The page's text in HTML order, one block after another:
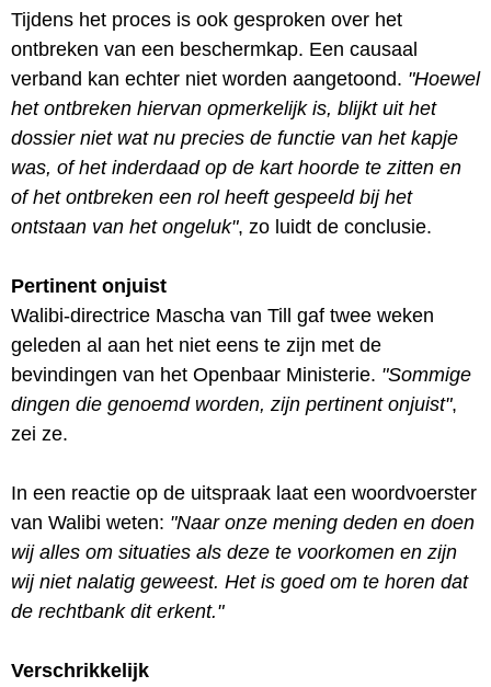
Tijdens het proces is ook gesproken over het
ontbreken van een beschermkap. Een causaal
verband kan echter niet worden aangetoond. "Hoewel
het ontbreken hiervan opmerkelijk is, blijkt uit het
dossier niet wat nu precies de functie van het kapje
was, of het inderdaad op de kart hoorde te zitten en
of het ontbreken een rol heeft gespeeld bij het
ontstaan van het ongeluk", zo luidt de conclusie.
Pertinent onjuist
Walibi-directrice Mascha van Till gaf twee weken
geleden al aan het niet eens te zijn met de
bevindingen van het Openbaar Ministerie. "Sommige
dingen die genoemd worden, zijn pertinent onjuist",
zei ze.
In een reactie op de uitspraak laat een woordvoerster
van Walibi weten: "Naar onze mening deden en doen
wij alles om situaties als deze te voorkomen en zijn
wij niet nalatig geweest. Het is goed om te horen dat
de rechtbank dit erkent."
Verschrikkelijk